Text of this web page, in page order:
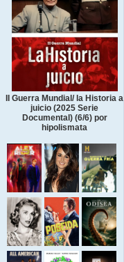
II Guerra Mundial/ la Historia a
juicio (2025 Serie
Documental) (6/6) por
hipolismata